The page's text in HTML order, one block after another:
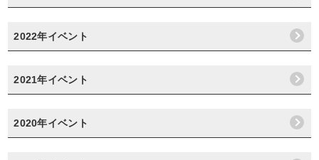
2022年イベント
2021年イベント
2020年イベント